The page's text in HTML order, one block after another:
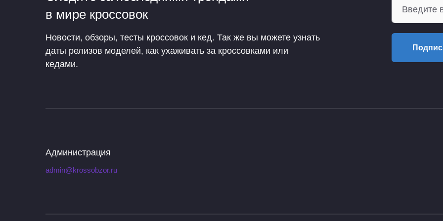
в мире кроссовок
Новости, обзоры, тесты кроссовок и кед. Так же вы можете узнать
даты релизов моделей, как ухаживать за кроссовками или
кедами.
Администрация
admin@krossobzor.ru